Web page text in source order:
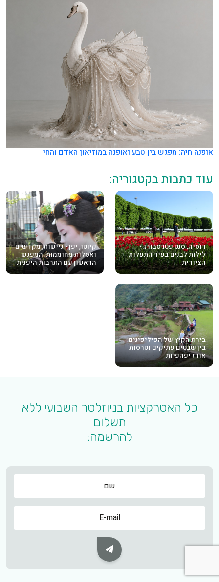
אופנה חיה: מפגש בין טבע ואופנה במוזיאון האדם והחי
עוד כתבות בקטגוריה:
רוסיה, סנט פטרסבורג -
לילות לבנים בעיר התעלות
הציורית
קיוטו, יפן - גיישות, מקדשים
ואסלות מחוממות: המפגש
הראשון עם התרבות היפנית
בירת הקיץ של הפיליפינים:
בין שבטים עתיקים וטרסות
אורז יפהפיות
כל האטרקציות בניוזלטר השבועי ללא
תשלום
להרשמה:
שם
שם
Subscribe Button